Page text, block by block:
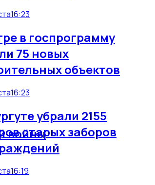
16:23
в госпрограмму
75 новых
объектов
16:23
убрали 2155
старых заборов
16:19
войны